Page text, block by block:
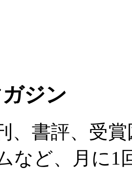
ジン
、書評、受
など、月に1